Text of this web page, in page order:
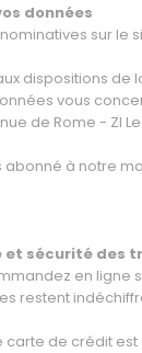
données
sur le
dispositions de
vous
de Rome - ZI
abonné à notre
sécurité des
en ligne
restent
carte de crédit